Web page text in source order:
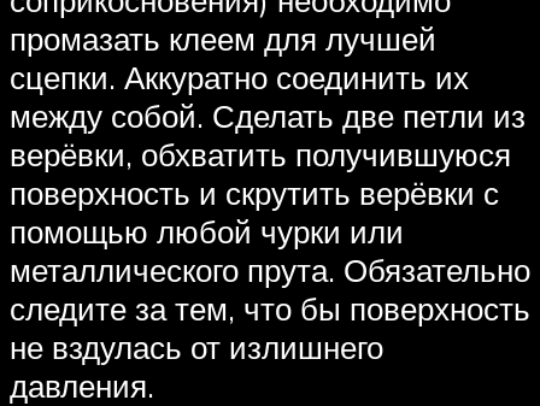
промазать клеем для лучшей
сцепки. Аккуратно соединить их
между собой. Сделать две петли из
верёвки, обхватить получившуюся
поверхность и скрутить верёвки с
помощью любой чурки или
металлического прута. Обязательно
следите за тем, что бы поверхность
не вздулась от излишнего
давления.